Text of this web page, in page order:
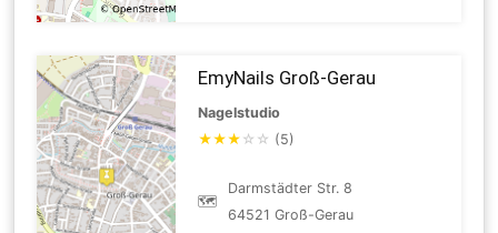
EmyNails Groß-Gerau
Nagelstudio
★★★ ☆ ☆ (5)
🗺
Darmstädter Str. 8
64521 Groß-Gerau